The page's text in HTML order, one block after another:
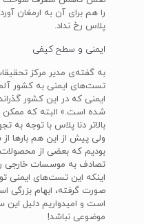
را هم برای آن به ارمغان
پلاس رخ نداد.
ایمنی و سطح کیفی
به گفته‌ی مدیر مرکز
تست‌های ایمنی به کشور
شده است.» البته که
بالاتر دنا پلاس با توجه
ولی پیش از این هم بارها
بودیم که بعضی از
تصادف به موسسات خارجی
اینکه این تست‌های
صورت گرفته، ابهام بزرگی
است و امیدواریم دلیل
موضوعی نباشد!